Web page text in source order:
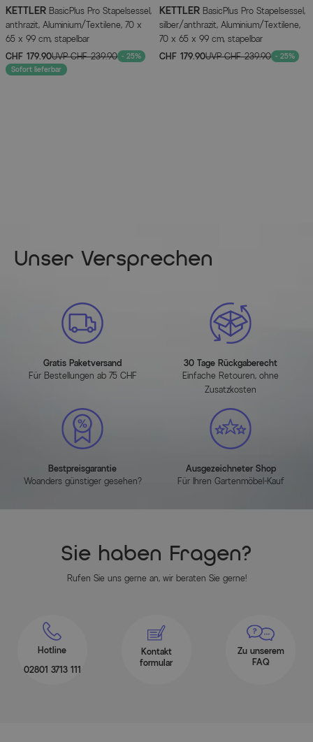
KETTLER BasicPlus Pro Stapelsessel,
anthrazit, Aluminium/Textilene, 70 x
65 x 99 cm, stapelbar
CHF 179.90UVPCHF 239.90 - 25%
Sofort lieferbar
KETTLER BasicPlus Pro Stapelsessel,
silber/anthrazit, Aluminium/Textilene,
70 x 65 x 99 cm, stapelbar
CHF 179.90UVPCHF 239.90 - 25%
Unser Versprechen
Gratis Paketversand
Für Bestellungen ab 75 CHF
30 Tage Rückgaberecht
Einfache Retouren, ohne
Zusatzkosten
Bestpreisgarantie
Woanders günstiger gesehen?
Ausgezeichneter Shop
Für Ihren Gartenmöbel-Kauf
Sie haben Fragen?
Rufen Sie uns gerne an, wir beraten Sie gerne!
Hotline
02801 3713 111
Kontakt
formular
Zu unserem
FAQ